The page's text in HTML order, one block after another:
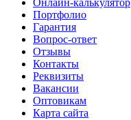
Онлайн-калькулятор
Портфолио
Гарантия
Вопрос-ответ
Отзывы
Контакты
Реквизиты
Вакансии
Оптовикам
Карта сайта